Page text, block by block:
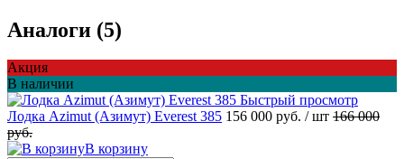
Аналоги (5)
Акция
В наличии
Быстрый просмотр
Лодка Azimut (Азимут) Everest 385 156 000 руб. / шт 166 000
руб.
В корзину